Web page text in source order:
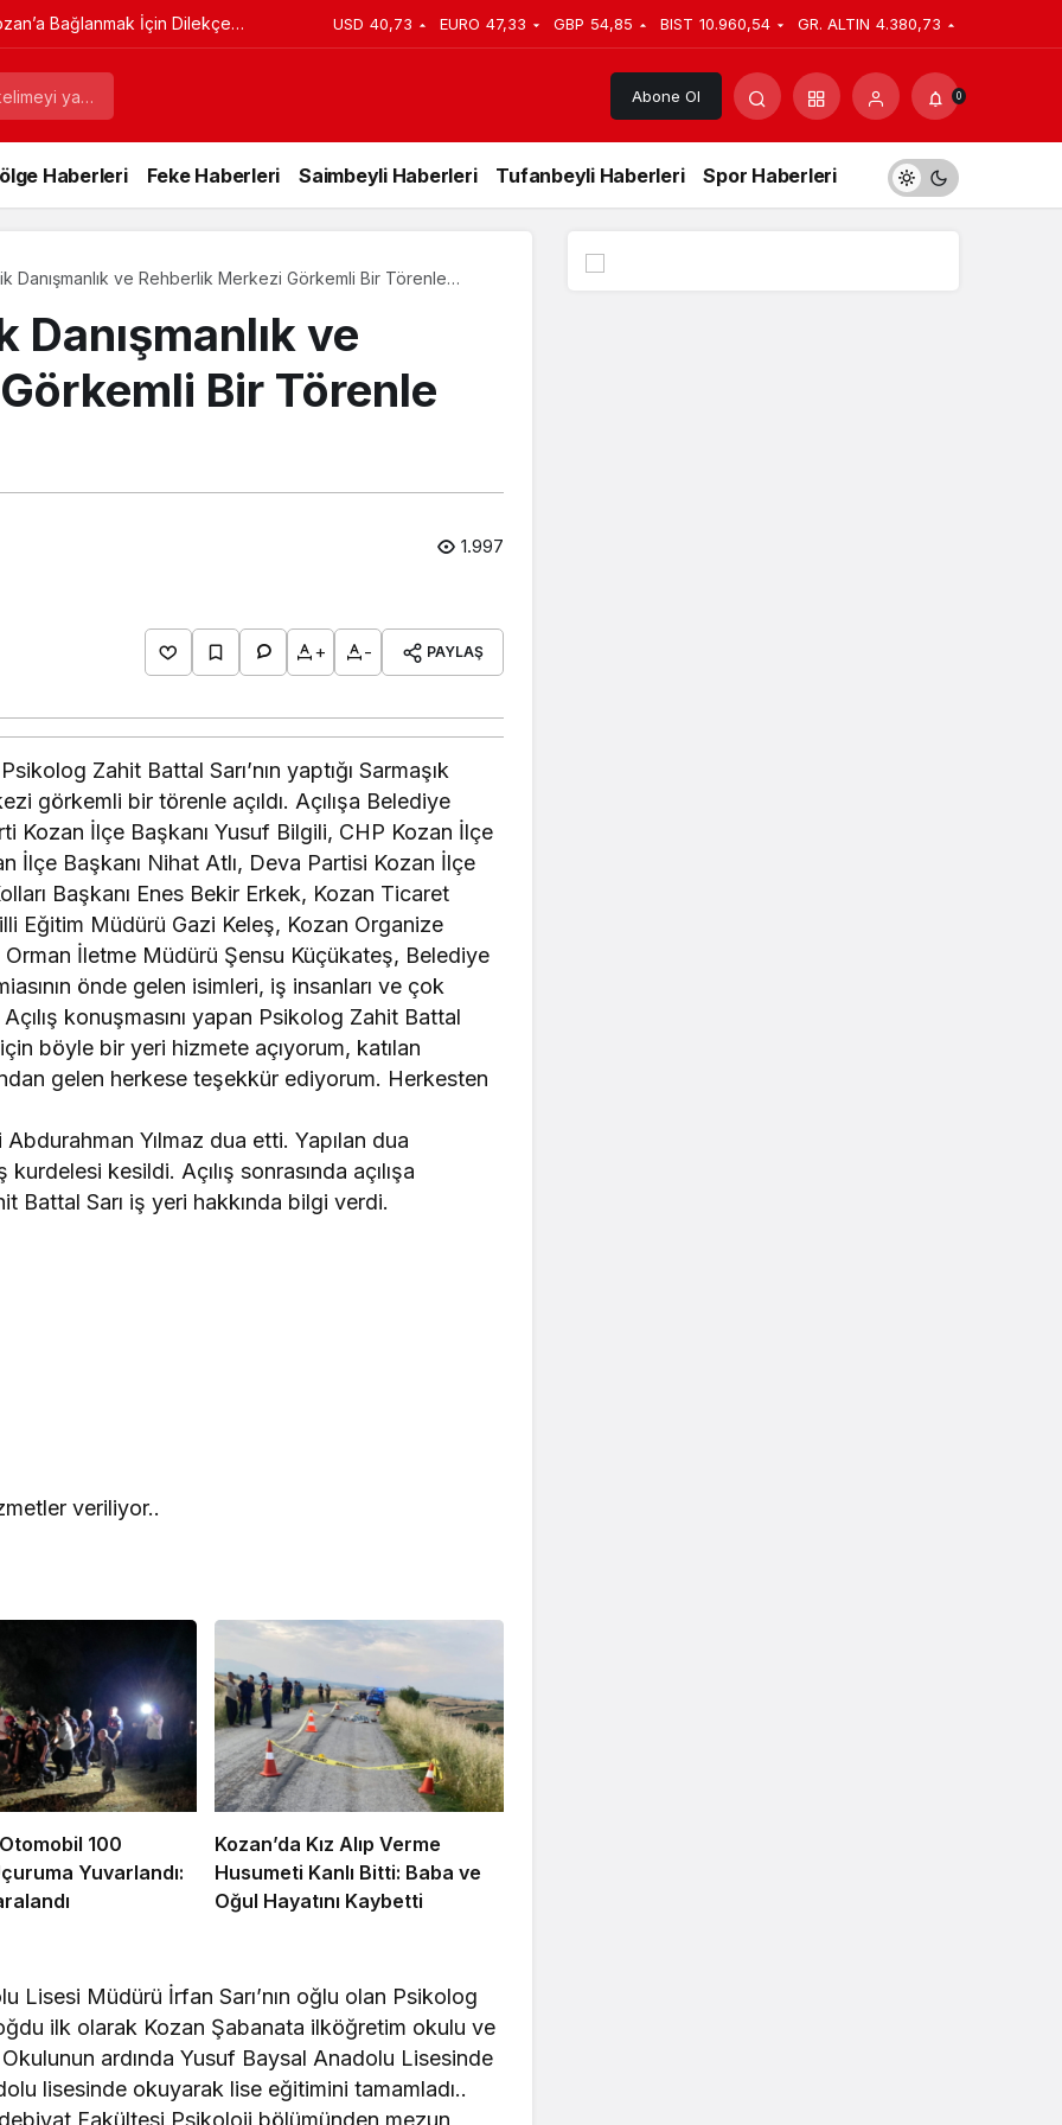
Son Anda Yetişti, Kimileri USD 40,73 EURO 47,33 GBP 54,85 BIST 10.960,54 GR. ALTIN 4.380,73
Abone Ol 0
Haberleri Feke Haberleri Saimbeyli Haberleri Tufanbeyli Haberleri Spor Haberleri
Danışmanlık ve Rehberlik Merkezi Görkemli Bir Törenle
Danışmanlık ve
Bir Törenle
1.997
+ - PAYLAŞ
Zahit Battal Sarı’nın yaptığı Sarmaşık
görkemli bir törenle açıldı. Açılışa Belediye
Kozan İlçe Başkanı Yusuf Bilgili, CHP Kozan İlçe
İlçe Başkanı Nihat Atlı, Deva Partisi Kozan İlçe
Başkanı Enes Bekir Erkek, Kozan Ticaret
Eğitim Müdürü Gazi Keleş, Kozan Organize
İletme Müdürü Şensu Küçükateş, Belediye
önde gelen isimleri, iş insanları ve çok
konuşmasını yapan Psikolog Zahit Battal
böyle bir yeri hizmete açıyorum, katılan
gelen herkese teşekkür ediyorum. Herkesten
Yılmaz dua etti. Yapılan dua
kesildi. Açılış sonrasında açılışa
Battal Sarı iş yeri hakkında bilgi verdi.
veriliyor..
100
Yuvarlandı:
Kozan’da Kız Alıp Verme
Husumeti Kanlı Bitti: Baba ve
Oğul Hayatını Kaybetti
Müdürü İrfan Sarı’nın oğlu olan Psikolog
ilk olarak Kozan Şabanata ilköğretim okulu ve
ardında Yusuf Baysal Anadolu Lisesinde
lisesinde okuyarak lise eğitimini tamamladı..
Fakültesi Psikoloji bölümünden mezun